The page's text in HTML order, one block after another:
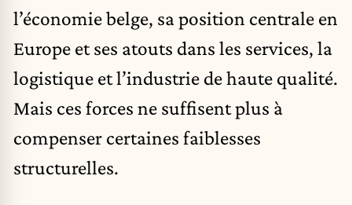
l’économie belge, sa position centrale en
Europe et ses atouts dans les services, la
logistique et l’industrie de haute qualité.
Mais ces forces ne suffisent plus à
compenser certaines faiblesses
structurelles.